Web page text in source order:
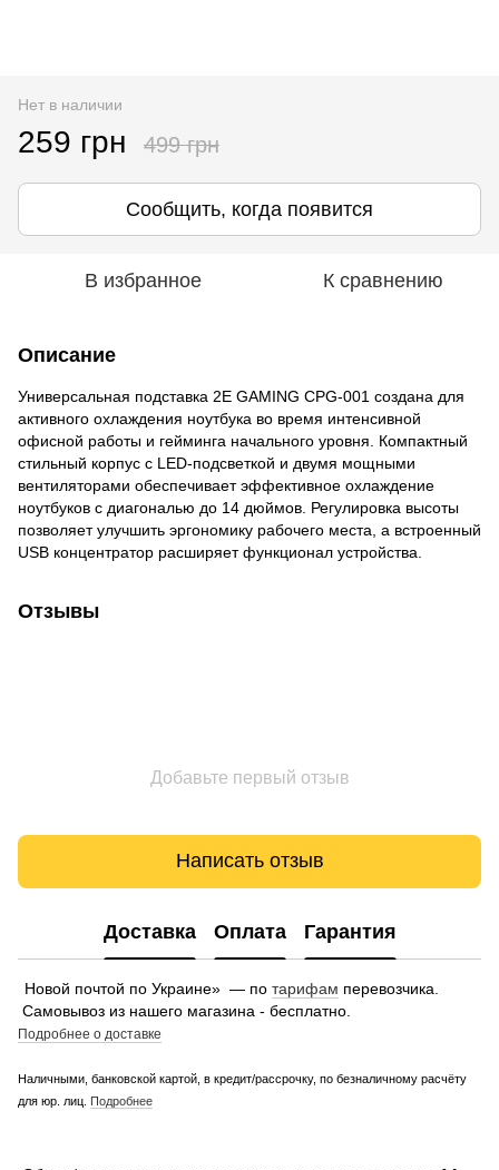
Нет в наличии
259 грн 499 грн
Сообщить, когда появится
В избранное К сравнению
Описание
Универсальная подставка 2E GAMING CPG-001 создана для
активного охлаждения ноутбука во время интенсивной
офисной работы и гейминга начального уровня. Компактный
стильный корпус с LED-подсветкой и двумя мощными
вентиляторами обеспечивает эффективное охлаждение
ноутбуков с диагональю до 14 дюймов. Регулировка высоты
позволяет улучшить эргономику рабочего места, а встроенный
USB концентратор расширяет функционал устройства.
Отзывы
Добавьте первый отзыв
Написать отзыв
Доставка Оплата Гарантия
Новой почтой по Украине» — по тарифам перевозчика.
Самовывоз из нашего магазина - бесплатно.
Подробнее о доставке
Наличными, банковской картой, в кредит/рассрочку, по безналичному расчёту
для юр. лиц. Подробнее